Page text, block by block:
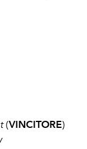
(VINCITORE)